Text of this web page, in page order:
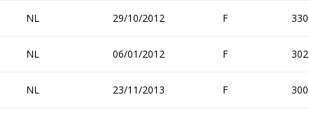
NL 29/10/2012 F 330
NL 06/01/2012 F 302
NL 23/11/2013 F 300